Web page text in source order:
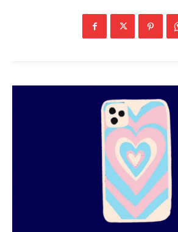
Grievance Redressal